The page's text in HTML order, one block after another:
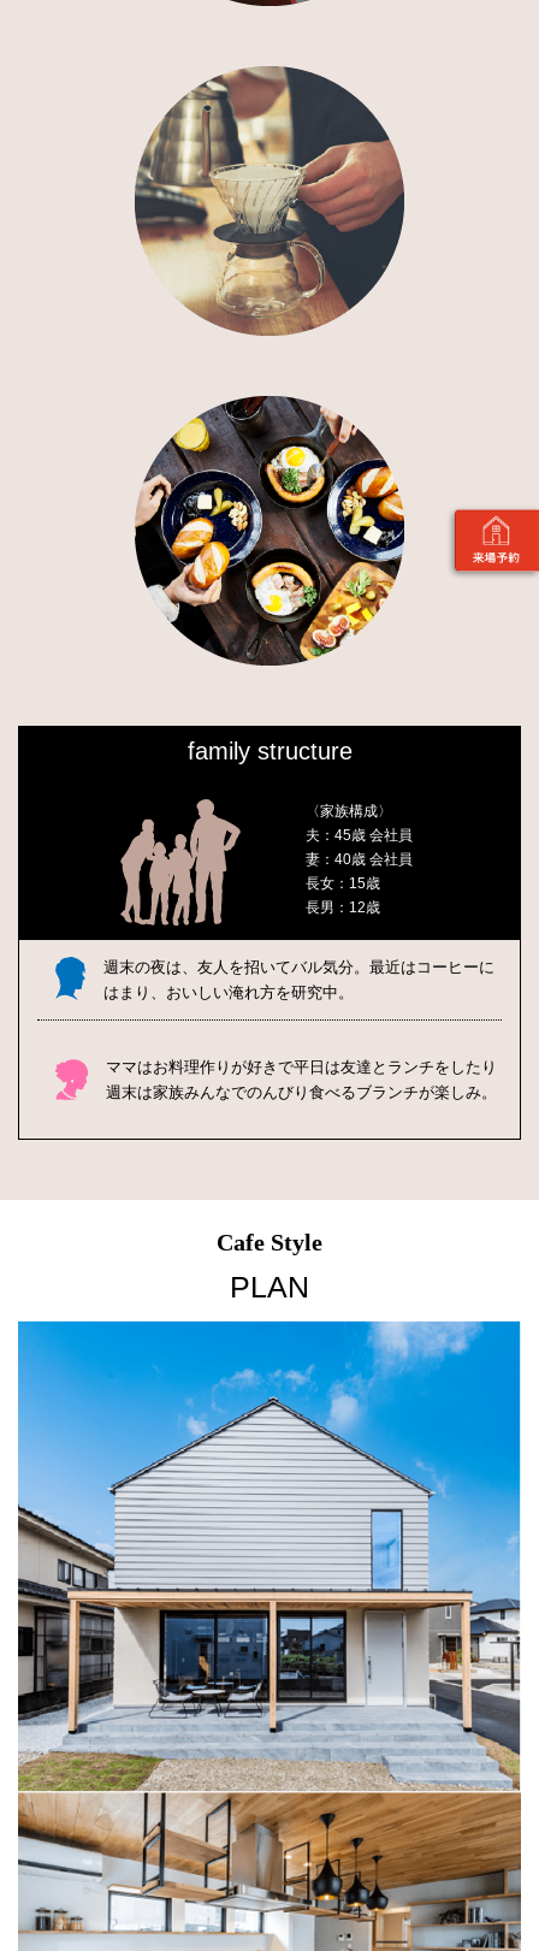
family structure
〈家族構成〉
夫：45歳 会社員
妻：40歳 会社員
長女：15歳
長男：12歳
週末の夜は、友人を招いてバル気分。 最近はコーヒーに
はまり、おいしい淹れ方を研究中。
ママはお料理作りが好きで平日は友達とランチをしたり
週末は家族みんなでのんびり食べるブランチが楽しみ。
Cafe Style
PLAN